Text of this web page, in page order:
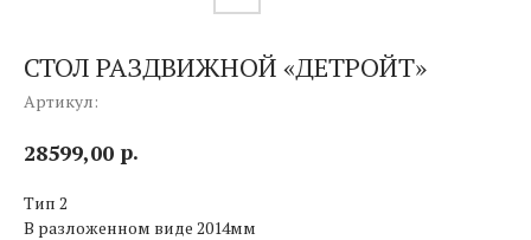
СТОЛ РАЗДВИЖНОЙ «ДЕТРОЙТ»
Артикул:
28599,00 р.
Тип 2
В разложенном виде 2014мм